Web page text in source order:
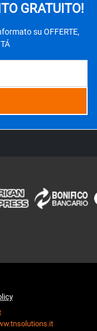
GRATUITO!
su OFFERTE,